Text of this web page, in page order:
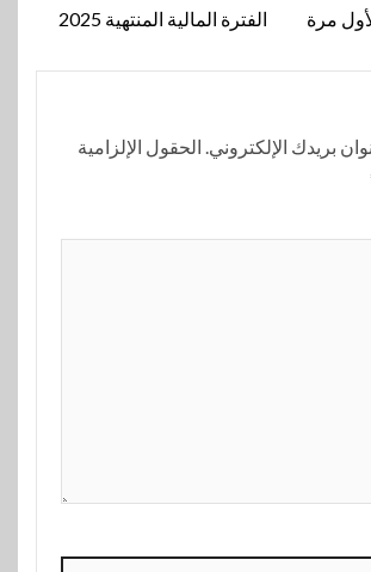
الفترة المالية المنتهية 2025
بريدك الإلكتروني. الحقول الإلزامية